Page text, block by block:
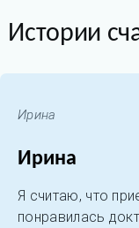
Истории
Ирина
Ирина
Я считаю, что
понравилась